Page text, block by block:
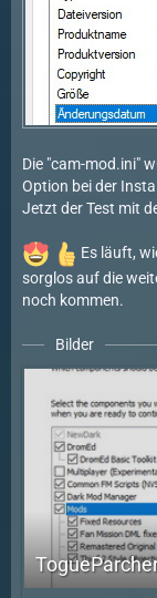
Die "cam-mod.ini"
Option bei der
Jetzt der Test mit
Es läuft,
sorglos auf die
noch kommen.
Bilder